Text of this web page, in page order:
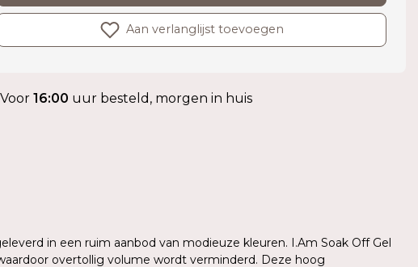
Aan verlanglijst toevoegen
Voor 16:00 uur besteld, morgen in huis
in een ruim aanbod van modieuze kleuren. I.Am Soak Off Gel
overtollig volume wordt verminderd. Deze hoog